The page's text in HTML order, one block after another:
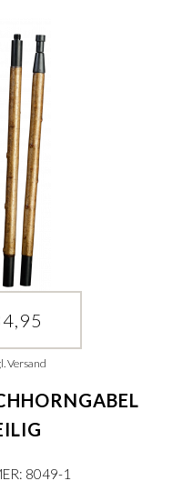
Versand
8049-1